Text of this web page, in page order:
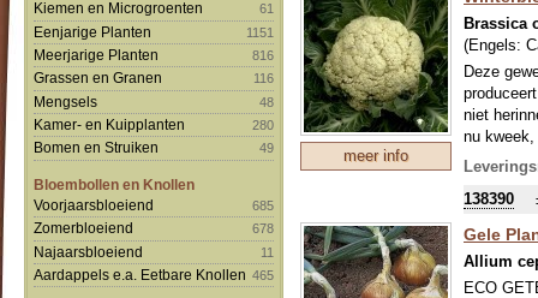
Kiemen en Microgroenten 61
Eenjarige Planten 1151
Meerjarige Planten 816
Grassen en Granen 116
Mengsels 48
Kamer- en Kuipplanten 280
Bomen en Struiken 49
Bloembollen en Knollen
Voorjaarsbloeiend
685
Zomerbloeiend 678
Najaarsbloeiend 11
Aardappels e.a. Eetbare Knollen 465
meer info
Brassica
(Engels:
Deze
niet
nu
Day: 17
cm.
138390
Gele
Allium
ECO